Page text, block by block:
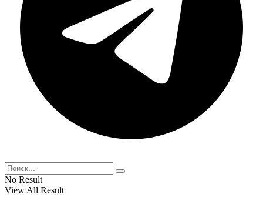
No Result
View All Result